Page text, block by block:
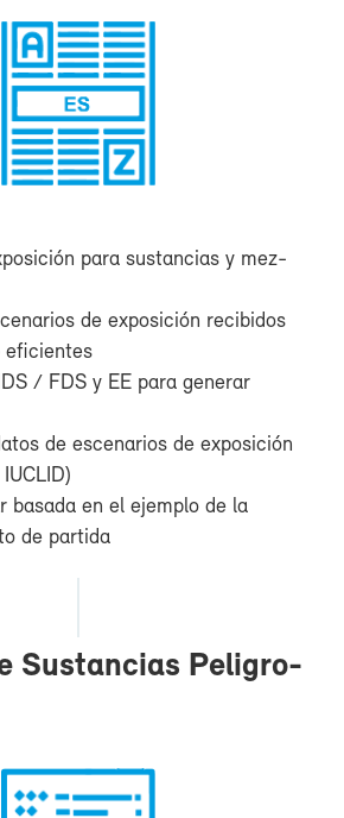
pa­ra sus­tan­cias y mez­
de ex­po­si­ción re­ci­bi­dos
efi­cien­tes
/ FDS y EE pa­ra ge­ne­rar
de es­ce­na­rios de ex­po­si­ción
ba­sa­da en el ejem­plo de la
de par­ti­da
Sus­tan­cias Pe­li­gro­